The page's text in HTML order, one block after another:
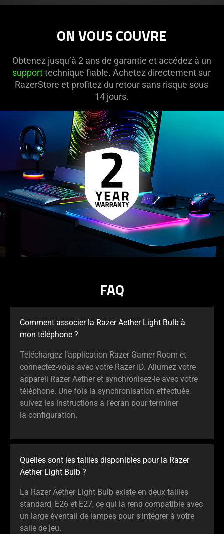
ON VOUS COUVRE
Obtenez jusqu’à 2 ans de garantie et accédez à un
supporttechnique fiable. Achetez directement sur
RazerStore et profitez du retour sans risque sous
14 jours.
FAQ
Comment associer la Razer Aether Light Bulb à
mon téléphone ?
Téléchargez l’application Razer Gamer Room et
connectez-vous avec votre Razer ID. Allumez votre
appareil Razer Aether et synchronisez-le avec votre
téléphone. Une fois la synchronisation effectuée,
suivez les instructions à l’écran pour terminer
la configuration.
Quelles sont les tailles disponibles pour la Razer
Aether Light Bulb ?
La Razer Aether Light Bulb existe en deux tailles
standard, E26 et E27, ce qui la rend compatible avec
un large éventail de lampes pour s'intégrer à votre
salle de jeu.